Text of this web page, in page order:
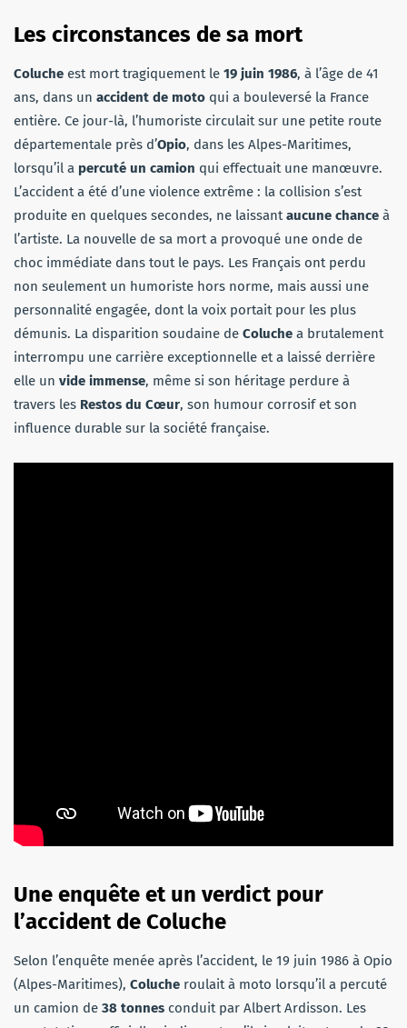
Les circonstances de sa mort
Coluche est mort tragiquement le 19 juin 1986, à l’âge de 41
ans, dans un accident de moto qui a bouleversé la France
entière. Ce jour-là, l’humoriste circulait sur une petite route
départementale près d’Opio, dans les Alpes-Maritimes,
lorsqu’il a percuté un camion qui effectuait une manœuvre.
L’accident a été d’une violence extrême : la collision s’est
produite en quelques secondes, ne laissantaucune chance à
l’artiste. La nouvelle de sa mort a provoqué une onde de
choc immédiate dans tout le pays. Les Français ont perdu
non seulement un humoriste hors norme, mais aussi une
personnalité engagée, dont la voix portait pour les plus
démunis. La disparition soudaine de Coluche a brutalement
interrompu une carrière exceptionnelle et a laissé derrière
elle un vide immense, même si son héritage perdure à
travers les Restos du Cœur, son humour corrosif et son
influence durable sur la société française.
Une enquête et un verdict pour
l’accident de Coluche
Selon l’enquête menée après l’accident, le 19 juin 1986 à Opio
(Alpes-Maritimes), Coluche roulait à moto lorsqu’il a percuté
un camion de 38 tonnes conduit par Albert Ardisson. Les